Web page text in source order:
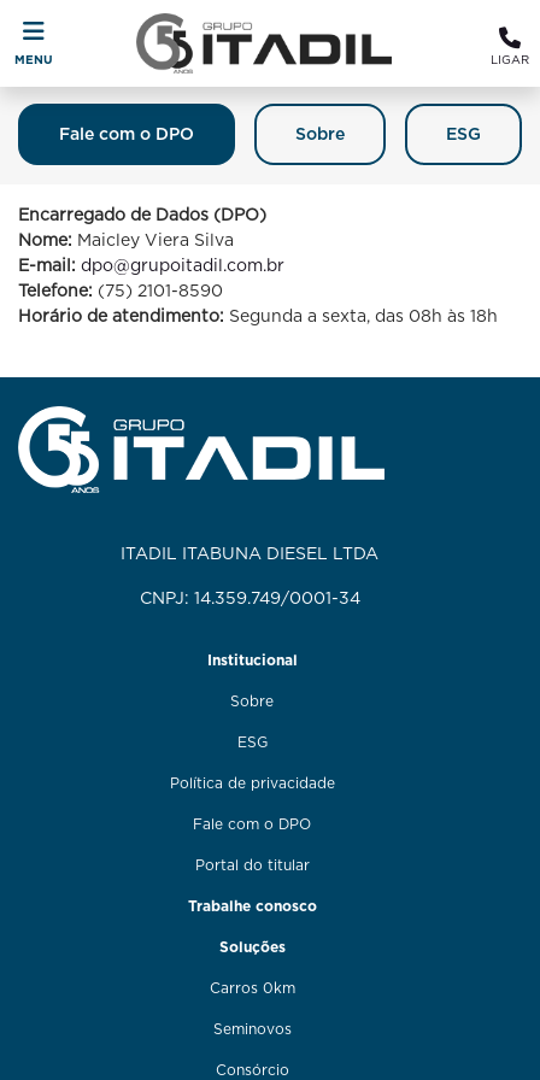
MENU LIGAR
Sobre ESG
Fale com o DPO
Fale Com O DPO (Encarregado De
Proteção De Dados)
Encarregado de Dados (DPO)
Nome: Maicley Viera Silva
E-mail: dpo@grupoitadil.com.br
Telefone: (75) 2101-8590
Horário de atendimento: Segunda a sexta, das 08h às 18h
ITADIL ITABUNA DIESEL LTDA
CNPJ: 14.359.749/0001-34
Institucional
Sobre
ESG
Política de privacidade
Fale com o DPO
Portal do titular
Trabalhe conosco
Soluções
Carros 0km
Seminovos
Consórcio